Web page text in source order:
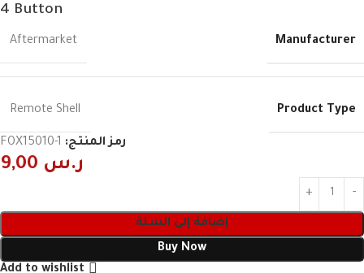
4 Button
Manufacturer
Aftermarket
Product Type
Remote Shell
رمز المنتج: FOX15010-1
ر.س
إضافة إلى السلة
Buy Now
Add to wishlist